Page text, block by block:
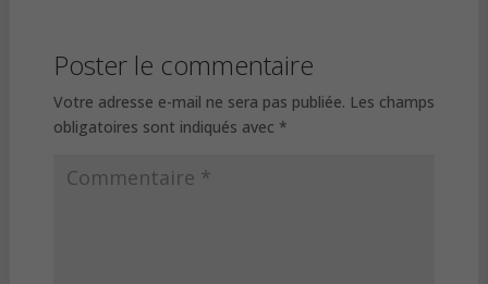
Poster le commentaire
Votre adresse e-mail ne sera pas publiée. Les champs
obligatoires sont indiqués avec *